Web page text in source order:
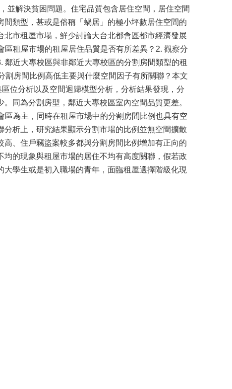
並解決貧困問題。住宅品質包含居住空間，居住空間
類型，甚或是俗稱「蝸居」的極小坪數居住空間的
市租屋市場，鮮少討論大台北都會區都市經濟發展
租屋市場的租屋居住品質是否有所差異？2. 觀察分
近大專校區與非鄰近大專校區的分割房間類型的租
割房間比例高低主要與什麼空間因子有所關聯？本文
位分析以及空間迴歸模型分析，分析結果發現，分
同為分割房型，鄰近大專校區室內空間品質更差。
區為主，同時在租屋市場中的分割房間比例也具有空
析上，研究結果顯示分割市場的比例並無空間擴散
、住戶竊盜案較多都與分割房間比例增加有正向的
的現象與租屋市場的居住不均有高度關聯，假若政
學生或是初入職場的青年，面臨租屋選擇階級化現